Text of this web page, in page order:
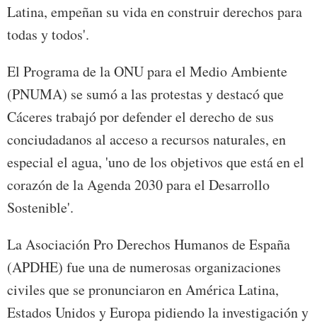
Latina, empeñan su vida en construir derechos para
todas y todos'.
El Programa de la ONU para el Medio Ambiente
(PNUMA) se sumó a las protestas y destacó que
Cáceres trabajó por defender el derecho de sus
conciudadanos al acceso a recursos naturales, en
especial el agua, 'uno de los objetivos que está en el
corazón de la Agenda 2030 para el Desarrollo
Sostenible'.
La Asociación Pro Derechos Humanos de España
(APDHE) fue una de numerosas organizaciones
civiles que se pronunciaron en América Latina,
Estados Unidos y Europa pidiendo la investigación y